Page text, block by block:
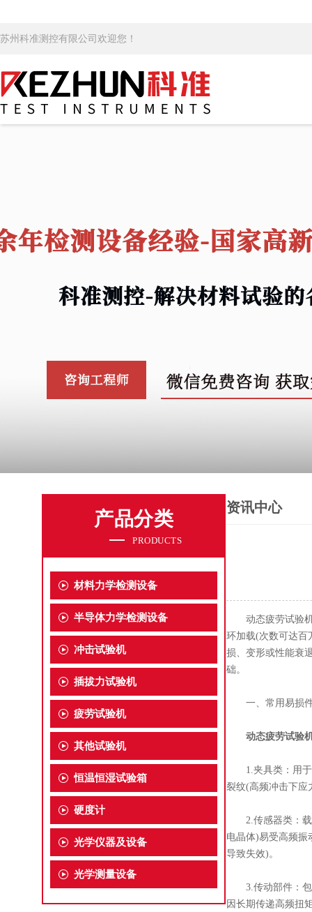
苏州科准测控有限公司欢迎您！
产品分类
PRODUCTS
材料力学检测设备
半导体力学检测设备
冲击试验机
插拔力试验机
疲劳试验机
其他试验机
恒温恒湿试验箱
硬度计
光学仪器及设备
光学测量设备
资讯中心
动态疲劳试验机
环加载(次数可达百
损、变形或性能衰
础。
一、常用易损件
动态疲劳试验
1.夹具类：用于
裂纹(高频冲击下应
2.传感器类：载
电晶体)易受高频振
导致失效)。
3.传动部件：包
因长期传递高频扭